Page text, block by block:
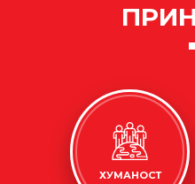
ХУМАНОСТ